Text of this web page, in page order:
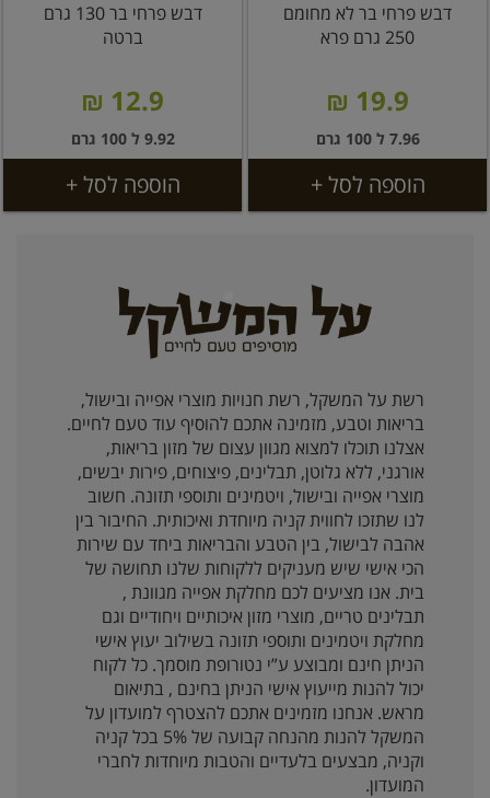
דבש פרחי בר לא מחומם
250 גרם פרא
19.9 ₪
7.96 ל 100 גרם
הוספה לסל +
דבש פרחי בר 130 גרם
ברטה
12.9 ₪
9.92 ל 100 גרם
הוספה לסל +
רשת על המשקל, רשת חנויות מוצרי אפייה ובישול,
בריאות וטבע, מזמינה אתכם להוסיף עוד טעם לחיים.
אצלנו תוכלו למצוא מגוון עצום של מזון בריאות,
אורגני, ללא גלוטן, תבלינים, פיצוחים, פירות יבשים,
מוצרי אפייה ובישול, ויטמינים ותוספי תזונה. חשוב
לנו שתזכו לחווית קניה מיוחדת ואיכותית. החיבור בין
אהבה לבישול, בין הטבע והבריאות ביחד עם שירות
הכי אישי שיש מעניקים ללקוחות שלנו תחושה של
בית. אנו מציעים לכם מחלקת אפייה מגוונת ,
תבלינים טריים, מוצרי מזון איכותיים ויחודיים וגם
מחלקת ויטמינים ותוספי תזונה בשילוב יעוץ אישי
הניתן חינם ומבוצע ע”י נטורופת מוסמך. כל לקוח
יכול להנות מייעוץ אישי הניתן בחינם , בתיאום
מראש. אנחנו מזמינים אתכם להצטרף למועדון על
המשקל להנות מהנחה קבועה של 5% בכל קניה
וקניה, מבצעים בלעדיים והטבות מיוחדות לחברי
המועדון.